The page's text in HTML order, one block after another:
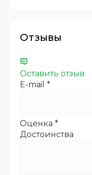
Отзывы
Оставить отзыв
E-mail *
Оценка *
Достоинства